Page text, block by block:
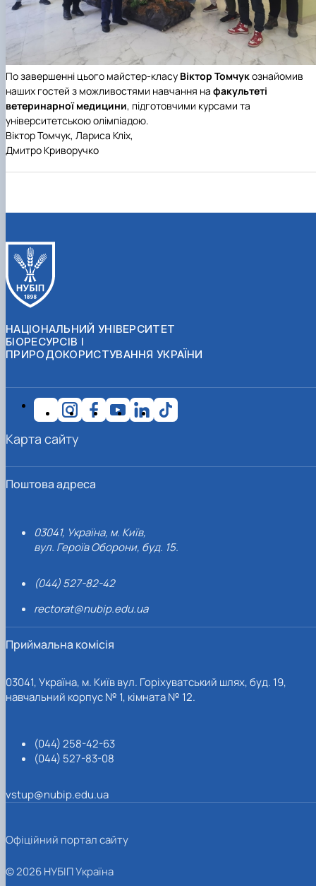
По завершенні цього майстер-класу Віктор Томчукознайомив
наших гостей з можливостями навчання на факультеті
ветеринарної медицини, підготовчими курсами та
університетською олімпіадою.
Віктор Томчук, Лариса Кліх,
Дмитро Криворучко
НАЦІОНАЛЬНИЙ УНІВЕРСИТЕТ
БІОРЕСУРСІВ І
ПРИРОДОКОРИСТУВАННЯ УКРАЇНИ
Поштова адреса
03041, Україна, м. Київ,
вул. Героїв Оборони, буд. 15.
(044) 527-82-42
rectorat@nubip.edu.ua
Приймальна комісія
03041, Україна, м. Київ вул. Горіхуватський шлях, буд. 19,
навчальний корпус № 1, кімната № 12.
(044) 258-42-63
(044) 527-83-08
vstup@nubip.edu.ua
Карта сайту
Офіційний портал сайту
© 2026 НУБІП Україна